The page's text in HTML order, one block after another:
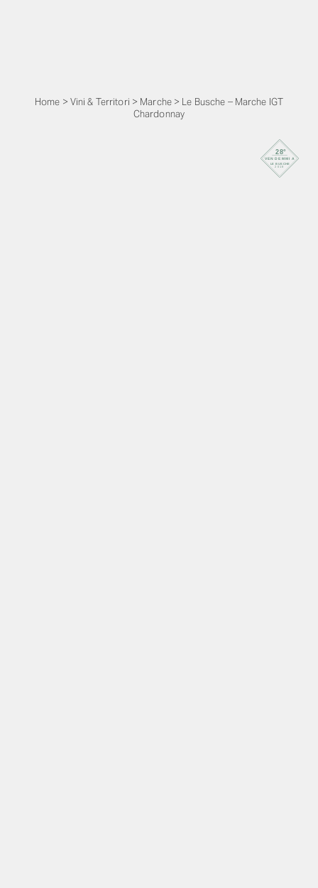
Home > Vini & Territori > Marche> Le Busche – Marche IGT
Chardonnay